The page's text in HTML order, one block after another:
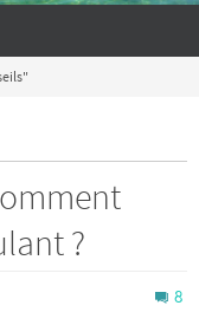
?
8